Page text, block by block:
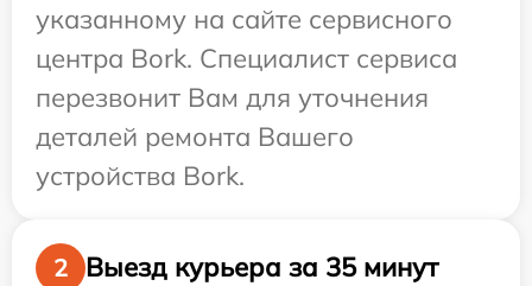
указанному на сайте сервисного
центра Bork. Специалист сервиса
перезвонит Вам для уточнения
деталей ремонта Вашего
устройства Bork.
2
Выезд курьера за 35 минут